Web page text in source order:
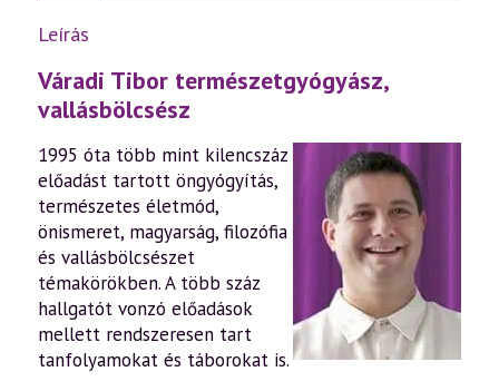
Leírás
Váradi Tibor természetgyógyász,
vallásbölcsész
1995 óta több mint kilencszáz
előadást tartott öngyógyítás,
természetes életmód,
önismeret, magyarság, filozófia
és vallásbölcsészet
témakörökben. A több száz
hallgatót vonzó előadások
mellett rendszeresen tart
tanfolyamokat és táborokat is.